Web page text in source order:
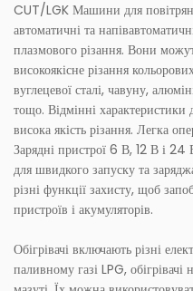
CUT/LGK Машини для
автоматичні та
плазмового різання. Вони
високоякісне різання
вуглецевої сталі, чавуну,
тощо. Відмінні характеристики
висока якість різання. Легка
Зарядні пристрої 6 В, 12 В і
для швидкого запуску та
різні функції захисту, щоб
пристроїв і акумуляторів.
Обігрівачі включають різні
паливному газі LPG,